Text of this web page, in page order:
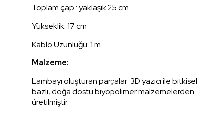
Toplam çap : yaklaşık 25 cm
Yükseklik: 17 cm
Kablo Uzunluğu: 1 m
Malzeme:
Lambayı oluşturan parçalar 3D yazıcı ile bitkisel
bazlı, doğa dostu biyopolimer malzemelerden
üretilmiştir.